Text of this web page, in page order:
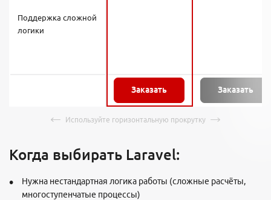
Поддержка сложной
логики
Заказать Заказать
Когда выбирать Laravel:
Нужна нестандартная логика работы (сложные расчёты,
многоступенчатые процессы)